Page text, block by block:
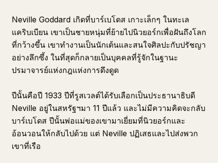
Neville Goddard เกิดที่บาร์เบโดส เกาะเล็กๆ ในทะเล
แคริบเบียน เขาเป็นชายหนุ่มที่ย้ายไปนิวยอร์กเพื่อฝันถึงโลก
ที่กว้างขึ้น เขาทำงานเป็นนักเต้นและสนใจศิลปะกับปรัชญา
อย่างลึกซึ้ง ในที่สุดก็กลายเป็นบุคคลที่รู้จักในฐานะ
ปรมาจารย์แห่งกฎแห่งการดึงดูด
ปีนั้นคือปี 1933 ปีที่รูสเวลต์ได้รับเลือกเป็นประธานาธิบดี
Neville อยู่ในสหรัฐฯมา 11 ปีแล้ว และไม่มีความคิดจะกลับ
บาร์เบโดส ปีนั้นพ่อแม่ของเขามาเยี่ยมที่นิวยอร์กและ
อ้อนวอนให้กลับไปด้วย แต่ Neville ปฏิเสธและไปส่งพวก
เขาที่เรือ